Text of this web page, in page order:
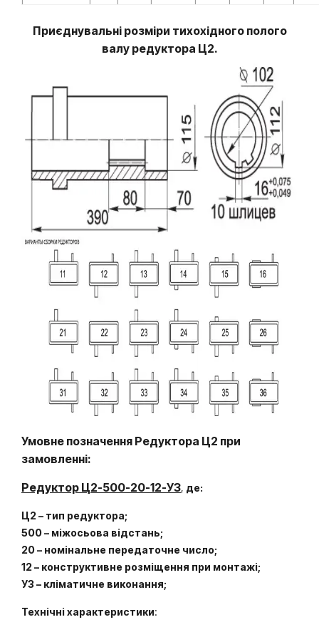
Приєднувальні розміри тихохідного полого
валу редуктора Ц2.
Умовне позначення Редуктора Ц2 при
замовленні:
Редуктор Ц2-500-20-12-У3, де:
Ц2 – тип редуктора;
500 – міжосьова відстань;
20 – номінальне передаточне число;
12 – конструктивне розміщення при монтажі;
У3 – кліматичне виконання;
Технічні характеристики: